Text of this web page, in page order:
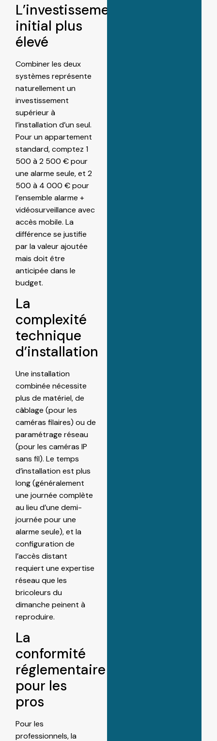
L’investissement
initial plus
élevé
Combiner les deux
systèmes représente
naturellement un
investissement
supérieur à
l’installation d’un seul.
Pour un appartement
standard, comptez 1
500 à 2 500 € pour
une alarme seule, et 2
500 à 4 000 € pour
l’ensemble alarme +
vidéosurveillance avec
accès mobile. La
différence se justifie
par la valeur ajoutée
mais doit être
anticipée dans le
budget.
La
complexité
technique
d’installation
Une installation
combinée nécessite
plus de matériel, de
câblage (pour les
caméras filaires) ou de
paramétrage réseau
(pour les caméras IP
sans fil). Le temps
d’installation est plus
long (généralement
une journée complète
au lieu d’une demi-
journée pour une
alarme seule), et la
configuration de
l’accès distant
requiert une expertise
réseau que les
bricoleurs du
dimanche peinent à
reproduire.
La
conformité
réglementaire
pour les
pros
Pour les
professionnels, la